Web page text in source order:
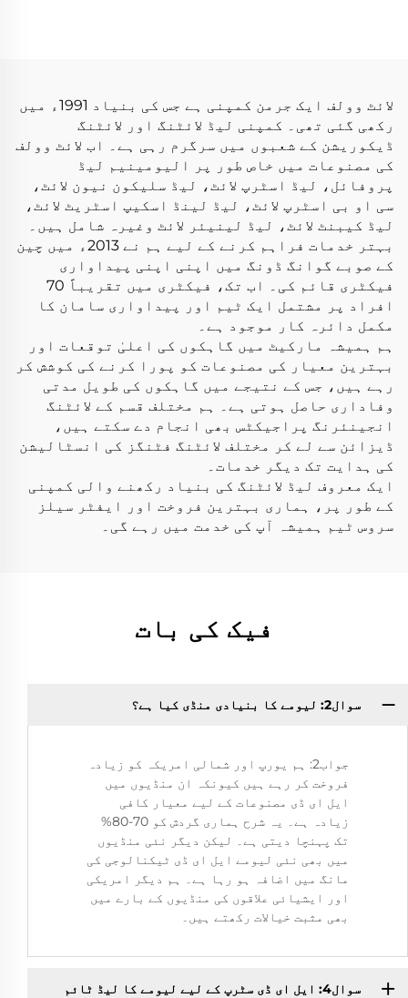
لائٹ وولف ایک جرمن کمپنی ہے جس کی بنیاد 1991ء میں
رکھی گئی تھی۔ کمپنی لیڈ لائٹنگ اور لائٹنگ
ڈیکوریشن کے شعبوں میں سرگرم رہی ہے۔ اب لائٹ وولف
کی مصنوعات میں خاص طور پر الیومینیم لیڈ
پروفائل، لیڈ اسٹرپ لائٹ، لیڈ سلیکون نیون لائٹ،
سی او بی اسٹرپ لائٹ، لیڈ لینڈ اسکیپ اسٹریٹ لائٹ،
لیڈ کیبنٹ لائٹ، لیڈ لینیئر لائٹ وغیرہ شامل ہیں۔
بہتر خدمات فراہم کرنے کے لیے ہم نے 2013ء میں چین
کے صوبے گوانگ ڈونگ میں اپنی اپنی پیداواری
فیکٹری قائم کی۔ اب تک، فیکٹری میں تقریباً 70
افراد پر مشتمل ایک ٹیم اور پیداواری سامان کا
مکمل دائرہ کار موجود ہے۔
ہم ہمیشہ مارکیٹ میں گاہکوں کی اعلیٰ توقعات اور
بہترین معیار کی مصنوعات کو پورا کرنے کی کوشش کر
رہے ہیں، جس کے نتیجے میں گاہکوں کی طویل مدتی
وفاداری حاصل ہوتی ہے۔ ہم مختلف قسم کے لائٹنگ
انجینئرنگ پراجیکٹس بھی انجام دے سکتے ہیں،
ڈیزائن سے لے کر مختلف لائٹنگ فٹنگز کی انسٹالیشن
کی ہدایت تک دیگر خدمات۔
ایک معروف لیڈ لائٹنگ کی بنیاد رکھنے والی کمپنی
کے طور پر، ہماری بہترین فروخت اور ایفٹر سیلز
سروس ٹیم ہمیشہ آپ کی خدمت میں رہے گی۔
فیک کی بات
سوال2: لیومے کا بنیادی منڈی کیا ہے؟
جواب2: ہم یورپ اور شمالی امریکہ کو زیادہ
فروخت کر رہے ہیں کیونکہ ان منڈیوں میں
ایل ای ڈی مصنوعات کے لیے معیار کافی
زیادہ ہے۔ یہ شرح ہماری گردش کو 70-80%
تک پہنچا دیتی ہے۔ لیکن دیگر نئی منڈیوں
میں بھی نئی لیومے ایل ای ڈی ٹیکنالوجی کی
مانگ میں اضافہ ہو رہا ہے۔ ہم دیگر امریکی
اور ایشیائی علاقوں کی منڈیوں کے بارے میں
بھی مثبت خیالات رکھتے ہیں۔
سوال4: ایل ای ڈی سٹرپ کے لیے لیومے کا لیڈ ٹائم